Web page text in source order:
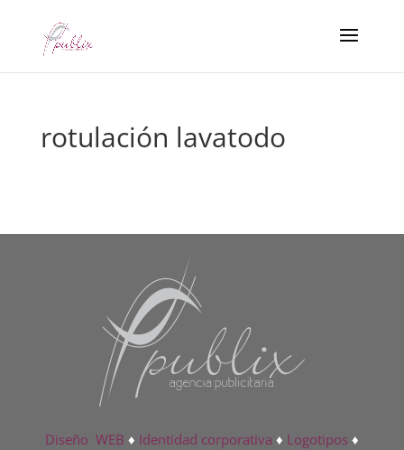
rotulación lavatodo
Diseño WEB ♦ Identidad corporativa ♦ Logotipos♦